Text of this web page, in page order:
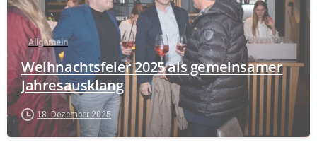
Allgemein
Weihnachtsfeier 2025 als gemeinsamer
Jahresausklang
18. Dezember 2025